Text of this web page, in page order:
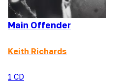
Main Offender
Keith Richards
1 CD